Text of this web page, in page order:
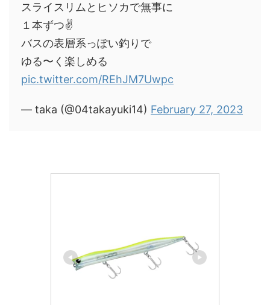
スライスリムとヒソカで無事に
１本ずつ✌️
バスの表層系っぽい釣りで
ゆる〜く楽しめる
pic.twitter.com/REhJM7Uwpc
— taka (@04takayuki14) February 27, 2023